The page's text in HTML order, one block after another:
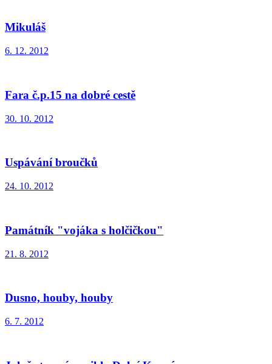
Mikuláš
6. 12. 2012
Fara č.p.15 na dobré cestě
30. 10. 2012
Uspávání broučků
24. 10. 2012
Památník "vojáka s holčičkou"
21. 8. 2012
Dusno, houby, houby
6. 7. 2012